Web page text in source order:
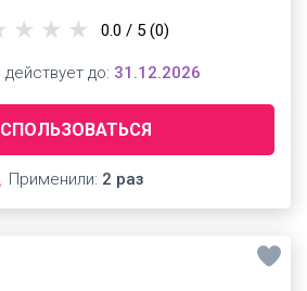
Применили: 2 раз
0.0 / 5 (0)
действует до: 31.12.2026